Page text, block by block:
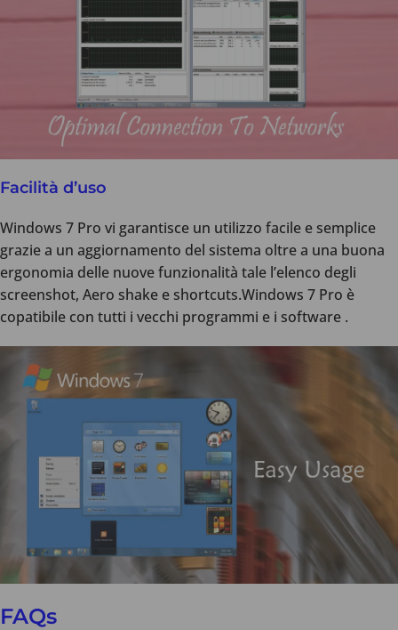
Facilità d’uso
Windows 7 Pro vi garantisce un utilizzo facile e semplice
grazie a un aggiornamento del sistema oltre a una buona
ergonomia delle nuove funzionalità tale l’elenco degli
screenshot, Aero shake e shortcuts.Windows 7 Pro è
copatibile con tutti i vecchi programmi e i software .
FAQs